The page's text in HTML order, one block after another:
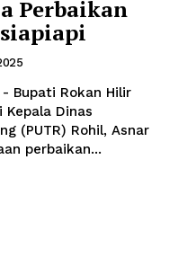
Perbaikan
Bupati Rokan Hilir
Dinas
(PUTR) Rohil, Asnar
perbaikan...